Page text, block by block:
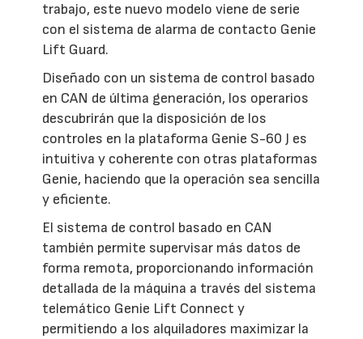
trabajo, este nuevo modelo viene de serie
con el sistema de alarma de contacto Genie
Lift Guard.
Diseñado con un sistema de control basado
en CAN de última generación, los operarios
descubrirán que la disposición de los
controles en la plataforma Genie S-60 J es
intuitiva y coherente con otras plataformas
Genie, haciendo que la operación sea sencilla
y eficiente.
El sistema de control basado en CAN
también permite supervisar más datos de
forma remota, proporcionando información
detallada de la máquina a través del sistema
telemático Genie Lift Connect y
permitiendo a los alquiladores maximizar la